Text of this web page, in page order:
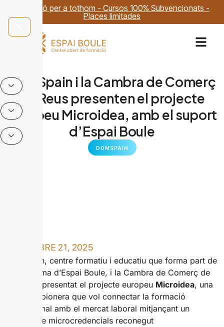
Formació per a tothom - Cursos 100% Subvencionats -
Places limitades
DomSpain i la Cambra de Comerç
de Reus presenten el projecte
europeu Microidea, amb el suport
d’Espai Boule
DOMSPAIN
NOVEMBRE 21, 2025
DomSpain, centre formatiu i educatiu que forma part de
l’ecosistema d’Espai Boule, i la Cambra de Comerç de
Reus han presentat el projecte europeu Microidea, una
iniciativa pionera que vol connectar la formació
professional amb el mercat laboral mitjançant un
sistema de microcredencials reconegut